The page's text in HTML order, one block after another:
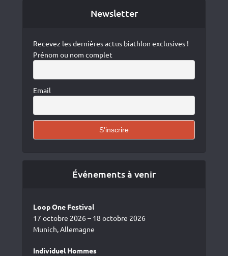
Newsletter
Recevez les dernières actus biathlon exclusives !
Prénom ou nom complet
Email
Événements à venir
Loop One Festival
17 octobre 2026 – 18 octobre 2026
Munich, Allemagne
Individuel Hommes